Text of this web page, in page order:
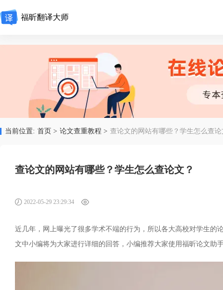
福昕翻译大师
当前位置: 首页 > 论文查重教程 > 查论文的网站有哪些？学生怎么查论
查论文的网站有哪些？学生怎么查论文？
2022-05-29 23:29:34
近几年，网上曝光了很多学术不端的行为，所以各大高校对学生
文中小编将为大家进行详细的回答，小编推荐大家使用福昕论文助